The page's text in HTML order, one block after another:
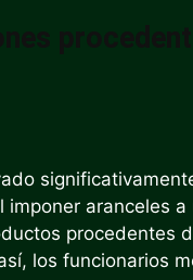
imponer aranceles a
procedentes
los funcionarios